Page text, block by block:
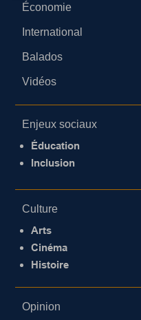
Économie
International
Balados
Vidéos
Enjeux sociaux
Éducation
Inclusion
Culture
Arts
Cinéma
Histoire
Opinion